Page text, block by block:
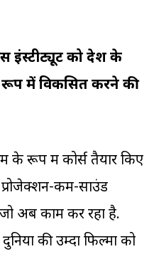
को देश के
में विकसित करने की
के रूप में कोर्स तैयार किए
प्रोजेक्शन-कम-साउंड
जो अब काम कर रहा है.
की उम्दा फिल्मों को